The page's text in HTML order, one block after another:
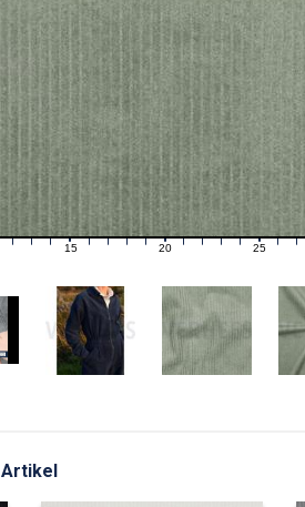
12 13 14 15 16 17 18 19 20 21 22 23 24 26 27
Artikel